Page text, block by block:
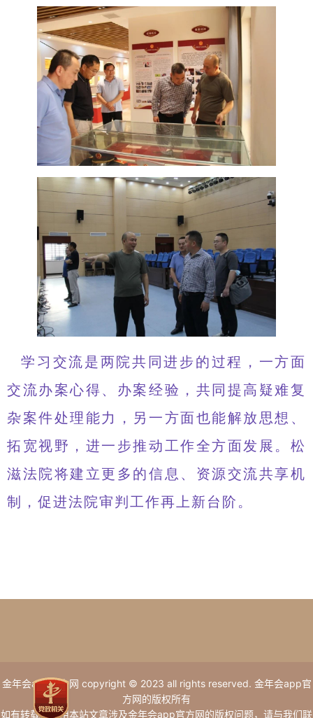
学习交流是两院共同进步的过程，一方面
交流办案心得、办案经验，共同提高疑难复
杂案件处理能力，另一方面也能解放思想、
拓宽视野，进一步推动工作全方面发展。松
滋法院将建立更多的信息、资源交流共享机
制，促进法院审判工作再上新台阶。
金年会app官方网 copyright © 2023 all rights reserved. 金年会app官
方网的版权所有
如有转载或引用本站文章涉及金年会app官方网的版权问题，请与我们联